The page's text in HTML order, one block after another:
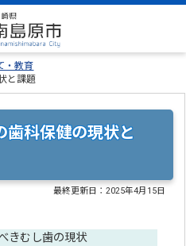
・教育
と課題
歯科保健の現状と
最終更新日：2025年4月15日
きむし歯の現状